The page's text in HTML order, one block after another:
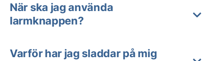
När ska jag använda
larmknappen?
Varför har jag sladdar på mig